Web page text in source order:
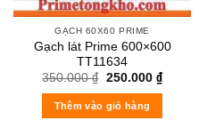
GẠCH 60X60 PRIME
Gạch lát Prime 600×600
TT11634
350.000₫ Original
was:
350.000 ₫.
250.000 ₫Current
price
Thêm vào giỏ hàng